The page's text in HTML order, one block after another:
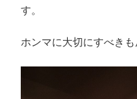
す。
ホンマに大切にすべきも